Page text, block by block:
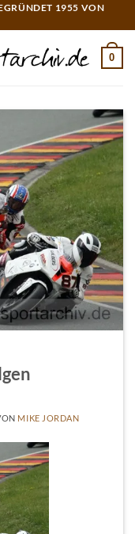
1955 VON
0
MIKE JORDAN